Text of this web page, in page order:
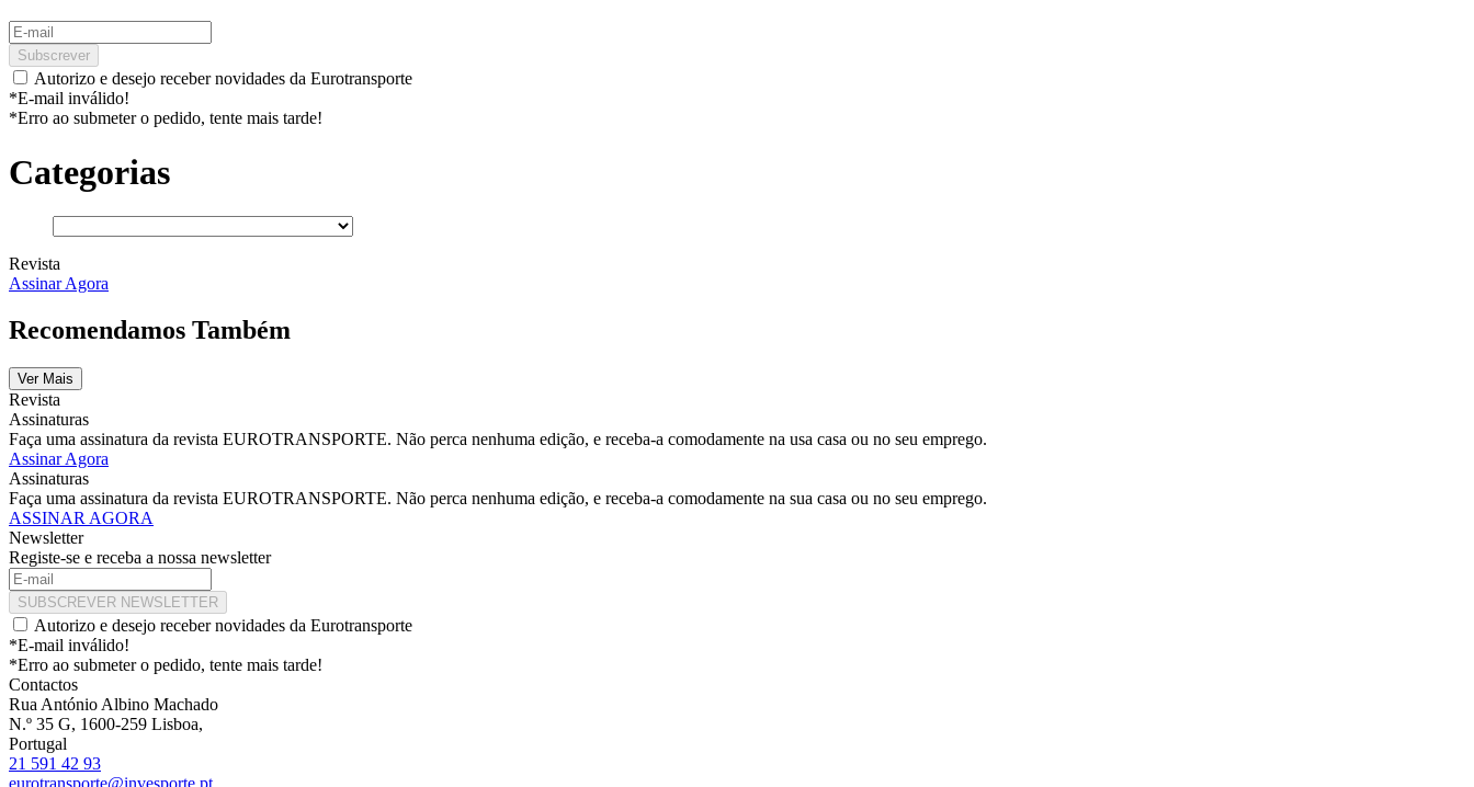
Subscrever
Autorizo e desejo receber novidades da Eurotransporte
*E-mail inválido!
*Erro ao submeter o pedido, tente mais tarde!
Categorias
Revista
Assinar Agora
Recomendamos Também
Ver Mais
Revista
Assinaturas
Faça uma assinatura da revista EUROTRANSPORTE. Não perca nenhuma edição, e receba-a comodamente na usa casa ou no seu emprego.
Assinar Agora
Assinaturas
Faça uma assinatura da revista EUROTRANSPORTE. Não perca nenhuma edição, e receba-a comodamente na sua casa ou no seu emprego.
ASSINAR AGORA
Newsletter
Registe-se e receba a nossa newsletter
SUBSCREVER NEWSLETTER
Autorizo e desejo receber novidades da Eurotransporte
*E-mail inválido!
*Erro ao submeter o pedido, tente mais tarde!
Contactos
Rua António Albino Machado
N.º 35 G, 1600-259 Lisboa,
Portugal
21 591 42 93